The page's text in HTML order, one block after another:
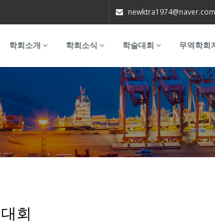
newktra1974@naver.com
학회소개 학회소식 학술대회 무역학회
회